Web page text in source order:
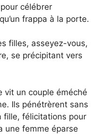
célébrer
frappa à la porte.
filles, asseyez-vous,
se précipitant vers
vit un couple éméché
Ils pénétrèrent sans
fille, félicitations pour
une femme éparse